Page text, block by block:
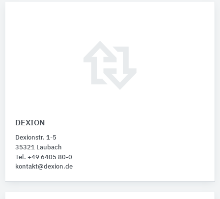
DEXION
Dexionstr. 1-5
35321 Laubach
Tel. +49 6405 80-0
kontakt@dexion.de